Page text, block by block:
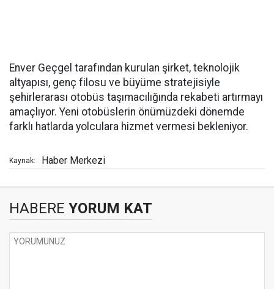
Enver Geçgel tarafından kurulan şirket, teknolojik
altyapısı, genç filosu ve büyüme stratejisiyle
şehirlerarası otobüs taşımacılığında rekabeti artırmayı
amaçlıyor. Yeni otobüslerin önümüzdeki dönemde
farklı hatlarda yolculara hizmet vermesi bekleniyor.
Kaynak: Haber Merkezi
HABERE YORUM KAT